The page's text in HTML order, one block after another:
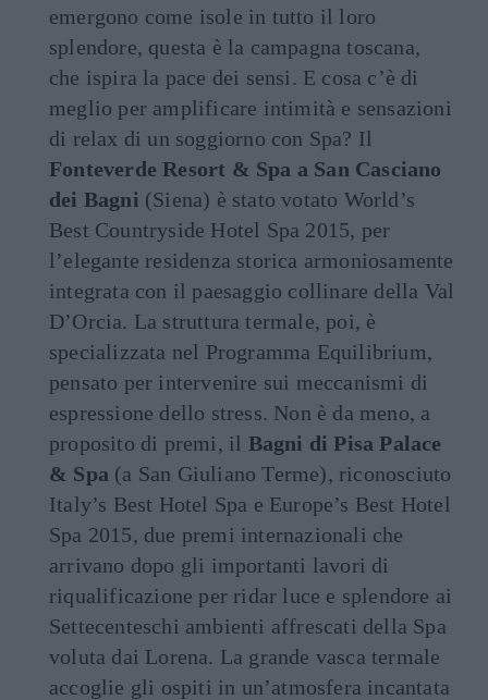
emergono come isole in tutto il loro
splendore, questa è la campagna toscana,
che ispira la pace dei sensi. E cosa c’è di
meglio per amplificare intimità e sensazioni
di relax di un soggiorno con Spa? Il
Fonteverde Resort & Spa a San Casciano
dei Bagni (Siena) è stato votato World’s
Best Countryside Hotel Spa 2015, per
l’elegante residenza storica armoniosamente
integrata con il paesaggio collinare della Val
D’Orcia. La struttura termale, poi, è
specializzata nel Programma Equilibrium,
pensato per intervenire sui meccanismi di
espressione dello stress. Non è da meno, a
proposito di premi, il Bagni di Pisa Palace
& Spa (a San Giuliano Terme), riconosciuto
Italy’s Best Hotel Spa e Europe’s Best Hotel
Spa 2015, due premi internazionali che
arrivano dopo gli importanti lavori di
riqualificazione per ridar luce e splendore ai
Settecenteschi ambienti affrescati della Spa
voluta dai Lorena. La grande vasca termale
accoglie gli ospiti in un’atmosfera incantata